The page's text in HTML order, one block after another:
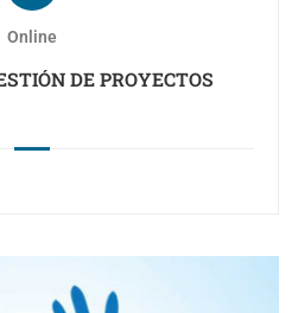
Online
DE PROYECTOS